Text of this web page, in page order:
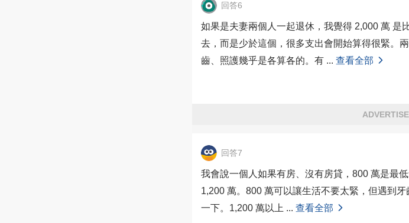
回答6
如果是夫妻兩個人一起退休，我覺得 2,000 萬 是
去，而是少於這個，很多支出會開始算得很緊。
齒、照護幾乎是各算各的。有 ... 查看全部
回答7
我會說一個人如果有房、沒有房貸，800 萬是最
1,200 萬。800 萬可以讓生活不要太緊，但遇到
一下。1,200 萬以上 ... 查看全部